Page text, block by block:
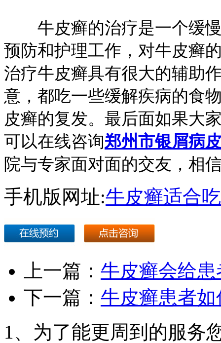
牛皮癣的治疗是一个缓慢
预防和护理工作，对牛皮癣
治疗牛皮癣具有很大的辅助
意，都吃一些缓解疾病的食
皮癣的复发。最后面如果大
可以在线咨询郑州市银屑病
院与专家面对面的交友，相
手机版网址:牛皮癣适合
上一篇： 牛皮癣会给
下一篇： 牛皮癣患者
1、为了能更周到的服务